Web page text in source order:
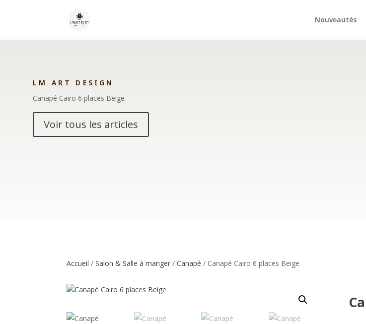
Nouveautés
LM ART DESIGN
Canapé Cairo 6 places Beige
Voir tous les articles
Accueil /Salon & Salle à manger /Canapé / Canapé Cairo 6 places Beige